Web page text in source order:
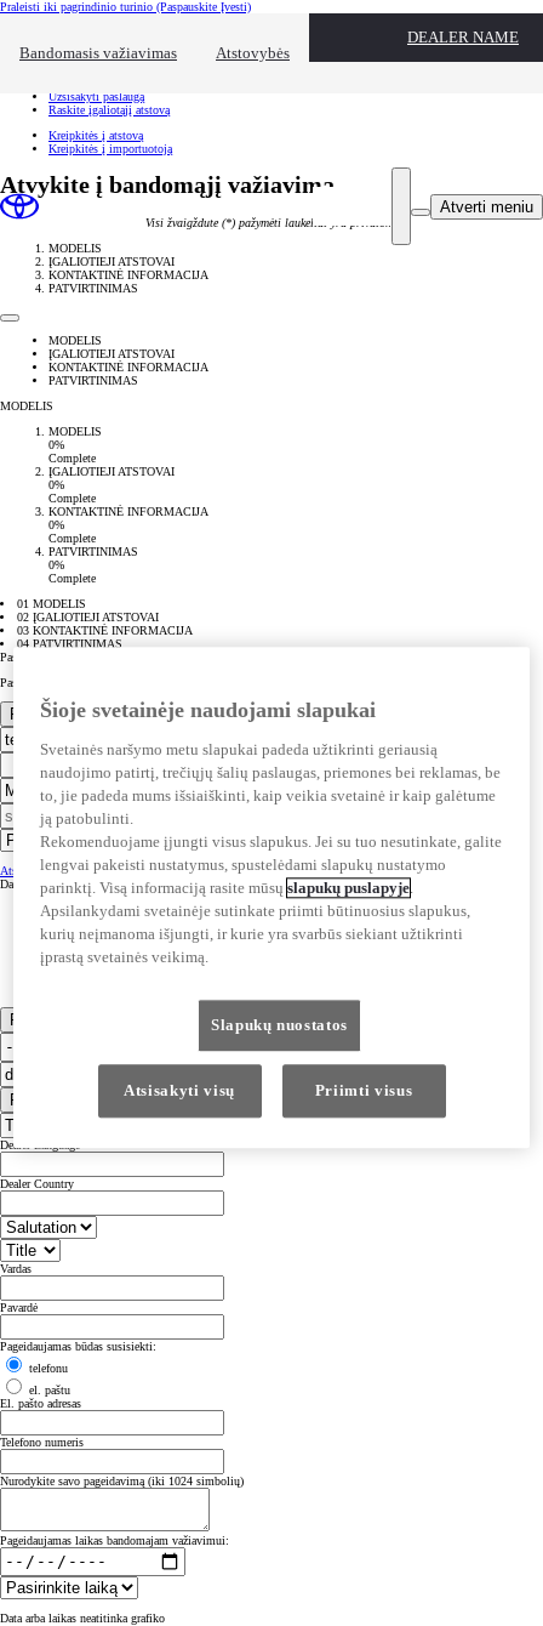
Praleisti iki pagrindinio turinio (Paspauskite Įvesti)
Bandomasis važiavimas Atstovybės
DEALER NAME
Spartusis pasirinkimas Spustelėkite, kad užvertumėte pasiekiamumo perdangą
Užsisakyti paslaugą
Raskite įgaliotąjį atstovą
Kreipkitės į atstovą
Kreipkitės į importuotoją
Atverti meniu
Atvykite į bandomąjį važiavimą
Visi žvaigždute (*) pažymėti laukeliai yra privalomi
MODELIS
ĮGALIOTIEJI ATSTOVAI
KONTAKTINĖ INFORMACIJA
PATVIRTINIMAS
MODELIS
ĮGALIOTIEJI ATSTOVAI
KONTAKTINĖ INFORMACIJA
PATVIRTINIMAS
MODELIS
MODELIS
0%
Complete
ĮGALIOTIEJI ATSTOVAI
0%
Complete
KONTAKTINĖ INFORMACIJA
0%
Complete
PATVIRTINIMAS
0%
Complete
01 MODELIS
02 ĮGALIOTIEJI ATSTOVAI
03 KONTAKTINĖ INFORMACIJA
04 PATVIRTINIMAS
Pasirinkti automobilį
Pasirinkti variklį
Pasirinkite įgaliotąjį atstovą
Atstovybės informacijaAtstovybės informacija
Darbo valandosDarbo valandos
Pateikti
Pasirinkite įgaliotąjį atstovą
Dealer Language
Dealer Country
Vardas
Pavardė
Pageidaujamas būdas susisiekti:
telefonu
el. paštu
El. pašto adresas
Telefono numeris
Nurodykite savo pageidavimą (iki 1024 simbolių)
Pageidaujamas laikas bandomajam važiavimui:
Data arba laikas neatitinka grafiko
Šioje svetainėje naudojami slapukai
Svetainės naršymo metu slapukai padeda užtikrinti geriausią
naudojimo patirtį, trečiųjų šalių paslaugas, priemones bei reklamas, be
to, jie padeda mums išsiaiškinti, kaip veikia svetainė ir kaip galėtume
ją patobulinti.
Rekomenduojame įjungti visus slapukus. Jei su tuo nesutinkate, galite
lengvai pakeisti nustatymus, spustelėdami slapukų nustatymo
parinktį. Visą informaciją rasite mūsųslapukų puslapyje.
Apsilankydami svetainėje sutinkate priimti būtinuosius slapukus,
kurių neįmanoma išjungti, ir kurie yra svarbūs siekiant užtikrinti
įprastą svetainės veikimą.
Slapukų nuostatos
Atsisakyti visų Priimti visus